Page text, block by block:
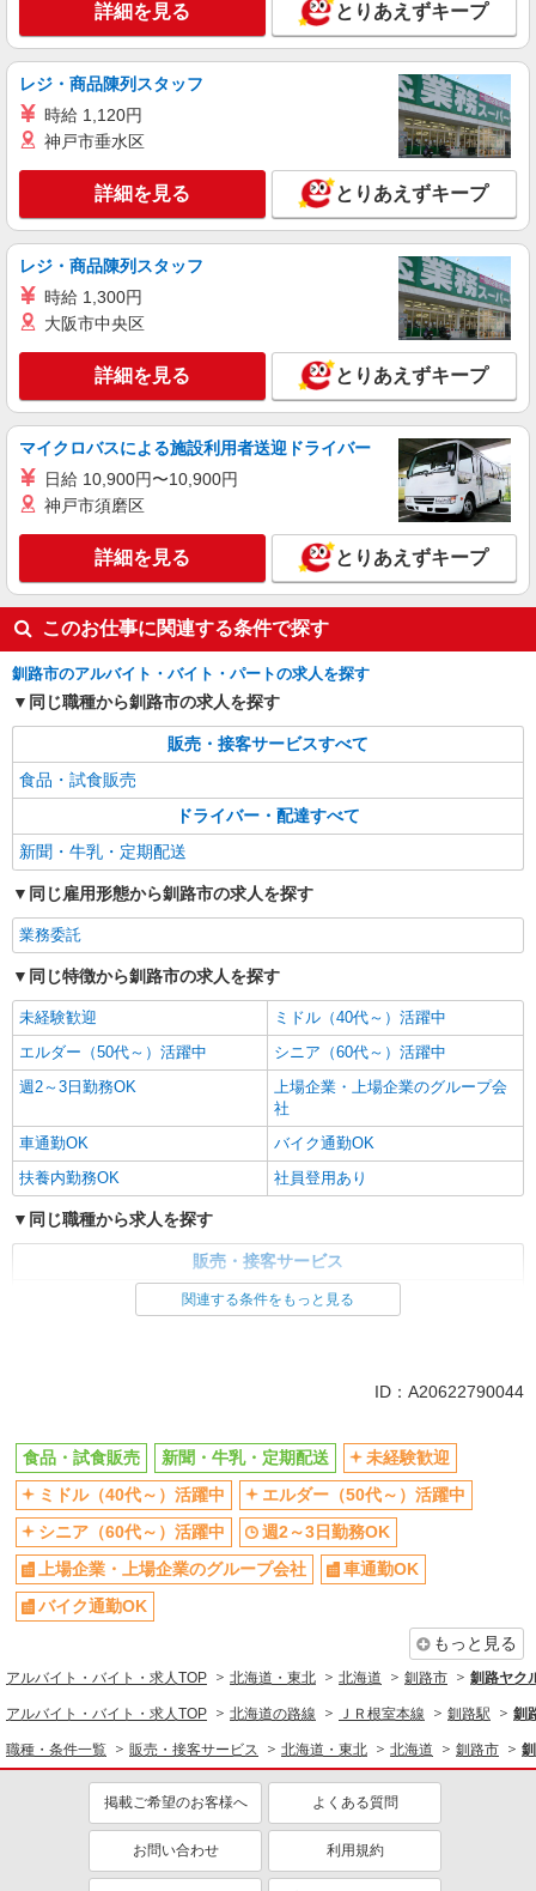
詳細を見る とりあえずキープ
レジ・商品陳列スタッフ
時給 1,120円
神戸市垂水区
詳細を見る とりあえずキープ
レジ・商品陳列スタッフ
時給 1,300円
大阪市中央区
詳細を見る とりあえずキープ
マイクロバスによる施設利用者送迎ドライバー
日給 10,900円〜10,900円
神戸市須磨区
詳細を見る とりあえずキープ
このお仕事に関連する条件で探す
釧路市のアルバイト・バイト・パートの求人を探す
同じ職種から釧路市の求人を探す
販売・接客サービスすべて
食品・試食販売
ドライバー・配達すべて
新聞・牛乳・定期配送
同じ雇用形態から釧路市の求人を探す
業務委託
同じ特徴から釧路市の求人を探す
未経験歓迎
ミドル（40代～）活躍中
エルダー（50代～）活躍中
シニア（60代～）活躍中
週2～3日勤務OK
上場企業・上場企業のグループ会
社
車通勤OK
バイク通勤OK
扶養内勤務OK
社員登用あり
同じ職種から求人を探す
販売・接客サービス
週2～3日勤務OK
上場企業・上場企業のグループ会
社
車通勤OK
扶養内勤務OK
社員登用あり
関連する条件をもっと見る
ID：A20622790044
食品・試食販売 新聞・牛乳・定期配送
未経験歓迎
ミドル（40代～）活躍中
エルダー（50代～）活躍中
シニア（60代～）活躍中
週2～3日勤務OK
上場企業・上場企業のグループ会社
車通勤OK
バイク通勤OK
もっと見る
アルバイト・バイト・求人TOP 北海道・東北 北海道 釧路市 釧路ヤク
アルバイト・バイト・求人TOP 北海道の路線 ＪＲ根室本線 釧路駅 釧
職種・条件一覧 販売・接客サービス 北海道・東北 北海道 釧路市
掲載ご希望のお客様へ よくある質問
お問い合わせ 利用規約